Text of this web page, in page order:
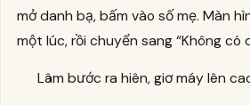
mở danh bạ, bấm vào số mẹ. Màn
một lúc, rồi chuyển sang “Không có
Lâm bước ra hiên, giơ máy lên